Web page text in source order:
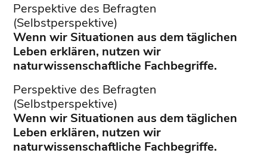
Perspektive des Befragten
(Selbstperspektive)
Wenn wir Situationen aus dem täglichen
Leben erklären, nutzen wir
naturwissenschaftliche Fachbegriffe.
Perspektive des Befragten
(Selbstperspektive)
Wenn wir Situationen aus dem täglichen
Leben erklären, nutzen wir
naturwissenschaftliche Fachbegriffe.